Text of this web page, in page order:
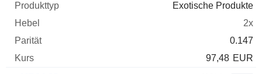
Exotische Produkte
2x
0.147
97,48 EUR